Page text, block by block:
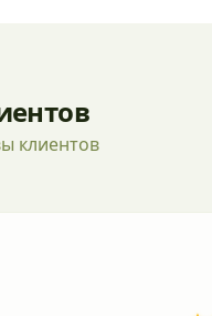
клиентов